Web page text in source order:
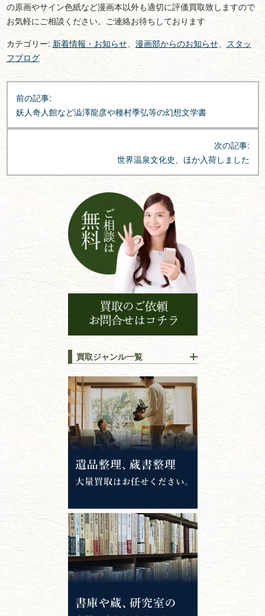
の原画やサイン色紙など漫画本以外も適切に評価買取致しますので
お気軽にご相談ください。ご連絡お待ちしております
カテゴリー: 新着情報・お知らせ、 漫画部からのお知らせ、 スタッ
フブログ
投
稿
ナ
ビ
前の記事:
妖人奇人館など澁澤龍彦や種村季弘等の幻想文学書
次の記事:
世界温泉文化史、ほか入荷しました
買取ジャンル一覧
江戸時代の書物
唐本・漢籍・
中国書物・朝鮮本
錦絵・浮世絵・版画・刷り物
専門書・ 学術書
哲学書・思想書
心理学・倫理学
仏教書
神道・神社仏閣
イスラム教